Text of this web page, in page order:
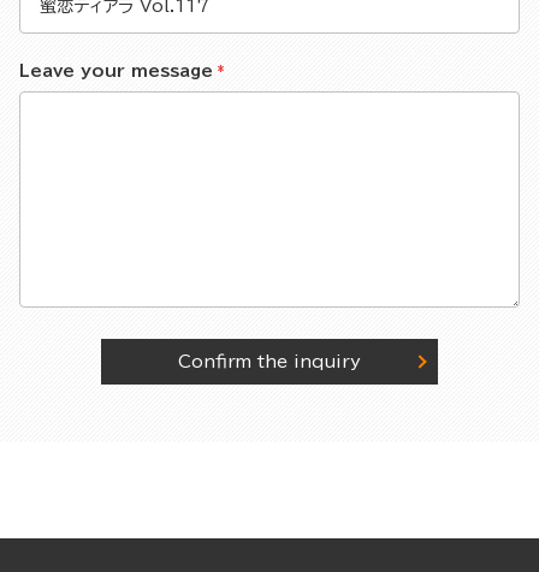
Leave your message
Confirm the inquiry